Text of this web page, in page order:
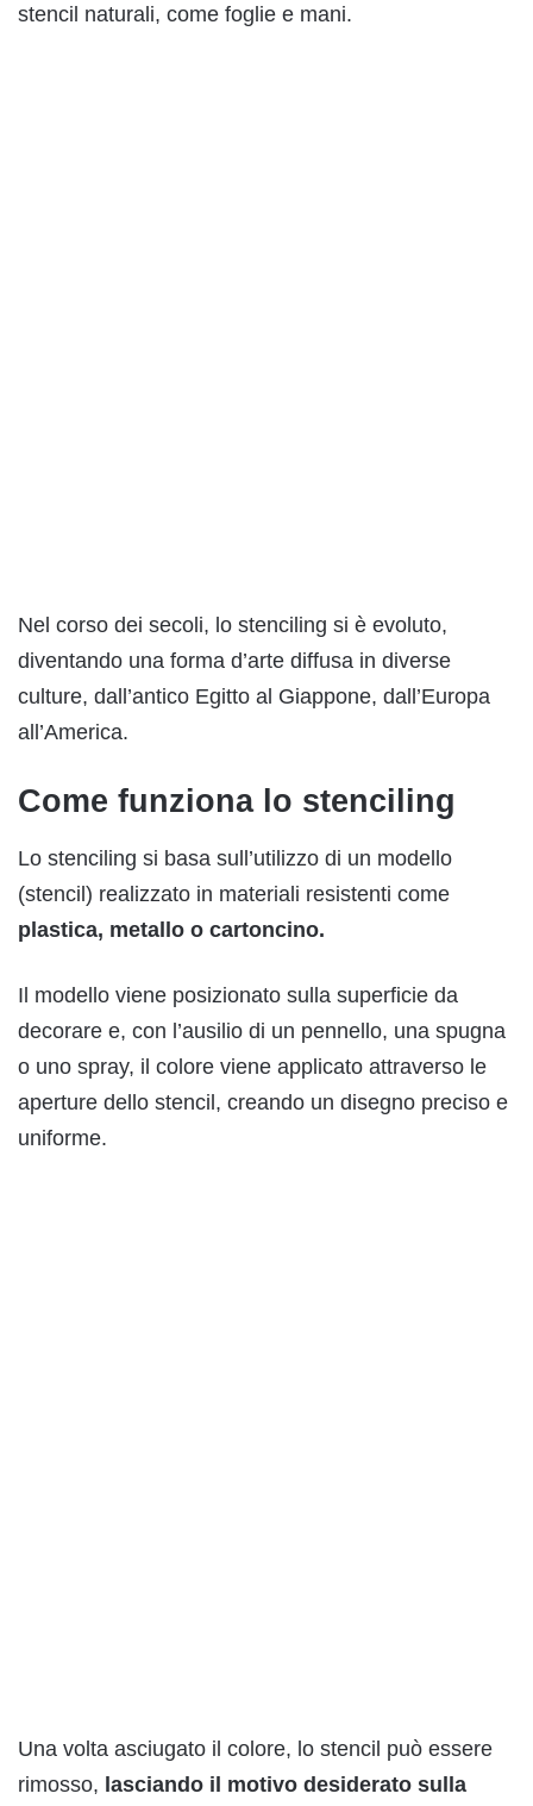
stencil naturali, come foglie e mani.
Nel corso dei secoli, lo stenciling si è evoluto,
diventando una forma d’arte diffusa in diverse
culture, dall’antico Egitto al Giappone, dall’Europa
all’America.
Come funziona lo stenciling
Lo stenciling si basa sull’utilizzo di un modello
(stencil) realizzato in materiali resistenti come
plastica, metallo o cartoncino.
Il modello viene posizionato sulla superficie da
decorare e, con l’ausilio di un pennello, una spugna
o uno spray, il colore viene applicato attraverso le
aperture dello stencil, creando un disegno preciso e
uniforme.
Una volta asciugato il colore, lo stencil può essere
rimosso, lasciando il motivo desiderato sulla